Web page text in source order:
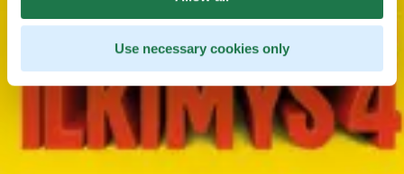
Use necessary cookies only